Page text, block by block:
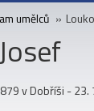
umělců »
v Dobříši -